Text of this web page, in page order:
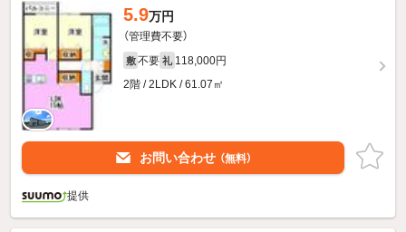
5.9万円
（管理費不要）
敷 不要 礼 118,000円
2階 / 2LDK / 61.07㎡
お問い合わせ （無料）
提供